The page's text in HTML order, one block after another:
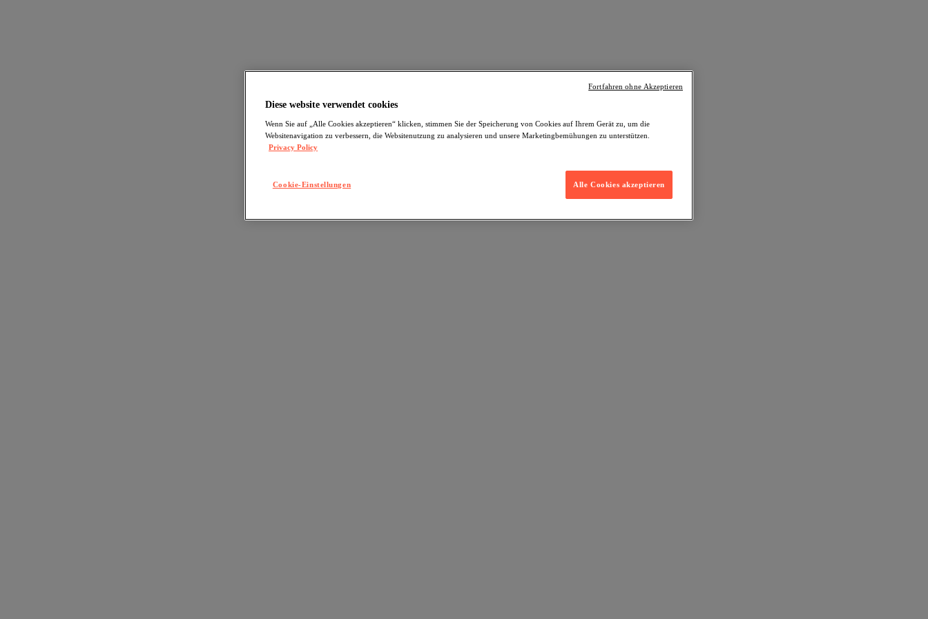
Diese website verwendet cookies
Wenn Sie auf „Alle Cookies akzeptieren“ klicken, stimmen Sie der Speicherung von Cookies auf Ihrem Gerät zu, um die
Websitenavigation zu verbessern, die Websitenutzung zu analysieren und unsere Marketingbemühungen zu unterstützen.
Privacy Policy
Cookie-Einstellungen Alle Cookies akzeptieren
Fortfahren ohne Akzeptieren